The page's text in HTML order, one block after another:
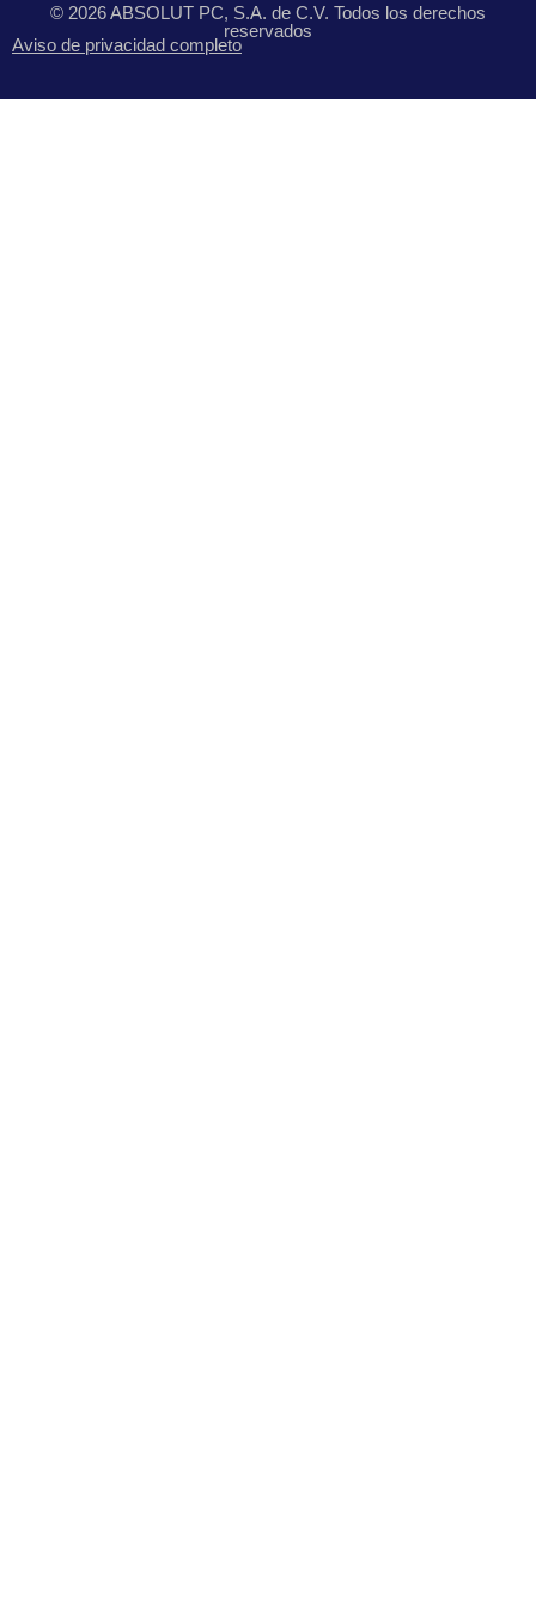
© 2026 ABSOLUT PC, S.A. de C.V. Todos los derechos
reservados
Aviso de privacidad completo